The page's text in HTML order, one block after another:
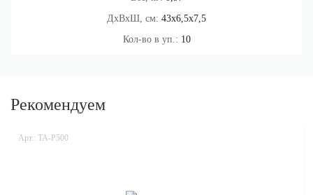
ДхВхШ, см: 43х6,5х7,5
Кол-во в уп.: 10
Рекомендуем
Арт.: ТА-Р500